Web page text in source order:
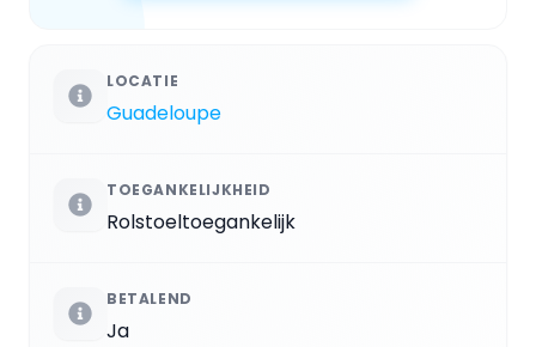
LOCATIE
Guadeloupe
TOEGANKELIJKHEID
Rolstoeltoegankelijk
BETALEND
Ja